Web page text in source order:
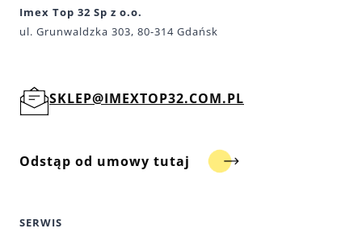
Imex Top 32 Sp z o.o.
ul. Grunwaldzka 303, 80-314 Gdańsk
SKLEP@IMEXTOP32.COM.PL
Odstąp od umowy tutaj
SERWIS